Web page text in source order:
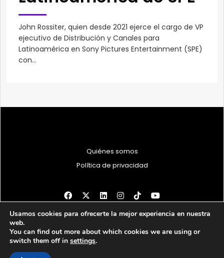
John Rossiter, quien desde 2021 ejerce el cargo de VP
ejecutivo de Distribución y Canales para
Latinoamérica en Sony Pictures Entertainment (SPE)
con...
Quiénes somos
Política de privacidad
Usamos cookies para ofrecerte la mejor experiencia en nuestra
web.
You can find out more about which cookies we are using or
switch them off in settings.